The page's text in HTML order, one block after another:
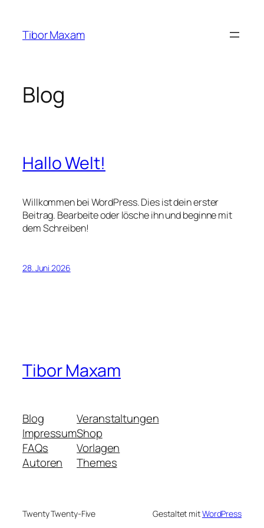
springen
Tibor Maxam
Blog
Hallo Welt!
Willkommen bei WordPress. Dies ist dein erster
Beitrag. Bearbeite oder lösche ihn und beginne mit
dem Schreiben!
28. Juni 2026
Tibor Maxam
Blog
Impressum
FAQs
Autoren
Veranstaltungen
Shop
Vorlagen
Themes
Twenty Twenty-Five Gestaltet mitWordPress